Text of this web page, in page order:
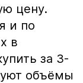
цену.
и по
в
за 3-
объёмы